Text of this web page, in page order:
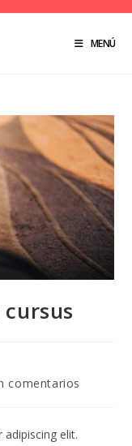
MENÚ
comentarios
elit.